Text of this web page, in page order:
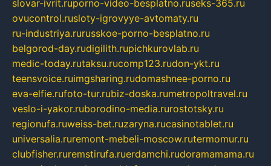
slovar-ivrit.ruporno-video-besplatno.ruseks-365.ru
ovucontrol.rusloty-igrovyye-avtomaty.ru
ru-industriya.rurusskoe-porno-besplatno.ru
belgorod-day.rudigilith.rupichkurovlab.ru
medic-today.rutaksu.rucomp123.rudon-ykt.ru
teensvoice.ruimgsharing.rudomashnee-porno.ru
eva-elfie.rufoto-tur.rubiz-doska.rumetropoltravel.ru
veslo-i-yakor.ruborodino-media.rurostotsky.ru
regionufa.ruweiss-bet.ruzaryna.rucasinotablet.ru
universalia.ruremont-mebeli-moscow.rutermomur.ru
clubfisher.ruremstirufa.ruerdamchi.rudoramamama.ru